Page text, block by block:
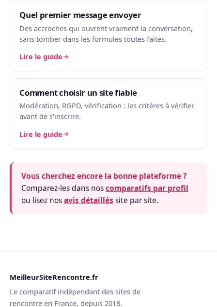
Quel premier message envoyer
Des accroches qui ouvrent vraiment la conversation,
sans tomber dans les formules toutes faites.
Lire le guide
Comment choisir un site fiable
Modération, RGPD, vérification : les critères à vérifier
avant de s'inscrire.
Lire le guide
Vous cherchez encore la bonne plateforme ?
Comparez-les dans noscomparatifs par profil
ou lisez nosavis détaillés site par site.
MeilleurSiteRencontre.fr
Le comparatif indépendant des sites de
rencontre en France, depuis 2018.